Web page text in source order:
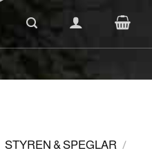
STYREN & SPEGLAR /